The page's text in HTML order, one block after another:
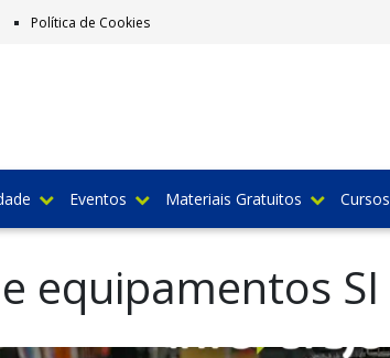
Política de Cookies
Eventos Materiais Gratuitos Cursos
equipamentos SI